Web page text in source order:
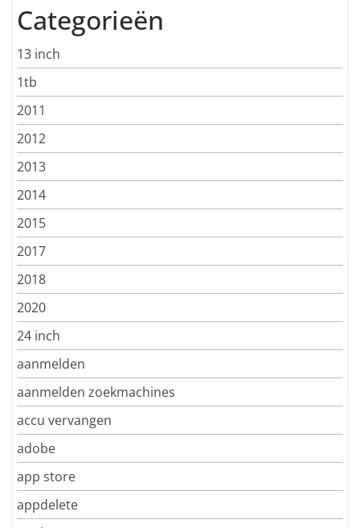
Categorieën
13 inch
1tb
2011
2012
2013
2014
2015
2017
2018
2020
24 inch
aanmelden
aanmelden zoekmachines
accu vervangen
adobe
app store
appdelete